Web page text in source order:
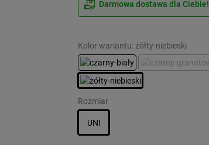
Darmowa dostawa dla Ciebie!
Kolor wariantu: żółty-niebieski
Rozmiar
UNI